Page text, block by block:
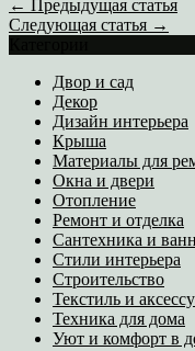
← Предыдущая статья
Следующая статья →
Двор и сад
Декор
Дизайн интерьера
Крыша
Материалы для
Окна и двери
Отопление
Ремонт и отделка
Сантехника и
Стили интерьера
Строительство
Текстиль и
Техника для дома
Уют и комфорт в